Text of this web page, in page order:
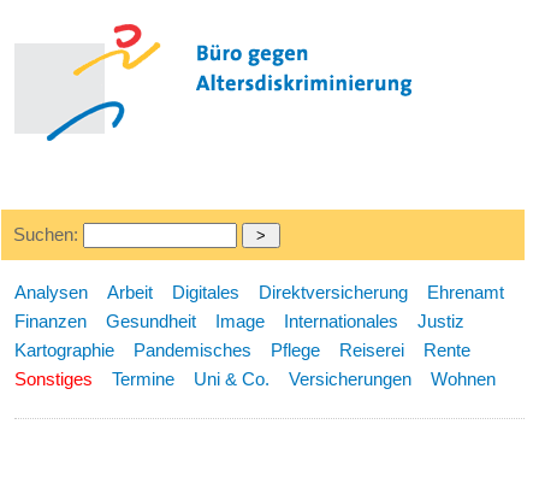
Suchen:
Analysen Arbeit Digitales Direktversicherung
Ehrenamt
Finanzen
Gesundheit Image Internationales
Justiz
Kartographie
Pandemisches Pflege Reiserei
Rente
Sonstiges
Termine Uni & Co. Versicherungen Wohnen